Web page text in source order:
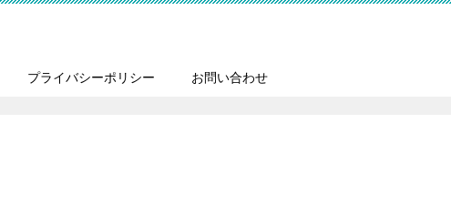
プライバシーポリシー お問い合わせ